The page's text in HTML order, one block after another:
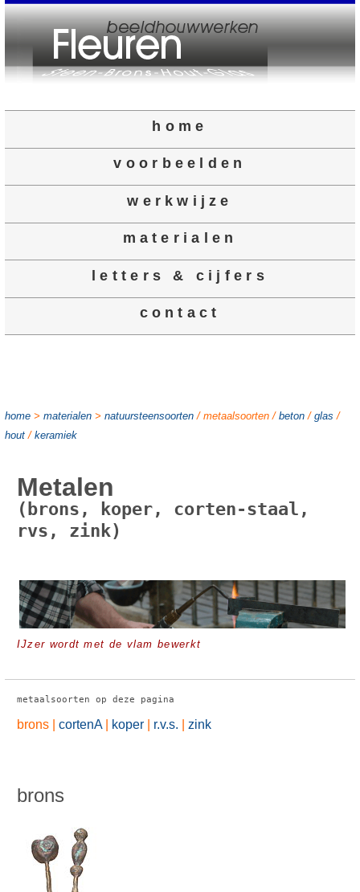
home
voorbeelden
werkwijze
materialen
letters & cijfers
contact
home> materialen> natuursteensoorten/ metaalsoorten /beton/ glas/
hout/ keramiek
Metalen
(brons, koper, corten-staal,
rvs, zink)
IJzer wordt met de vlam bewerkt
metaalsoorten op deze pagina
brons cortenA koper r.v.s. zink
brons